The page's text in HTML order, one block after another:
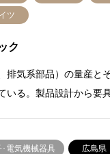
ツ
ク
排気系部品）の量産と
いる。製品設計から要
･電気機械器具 広島県